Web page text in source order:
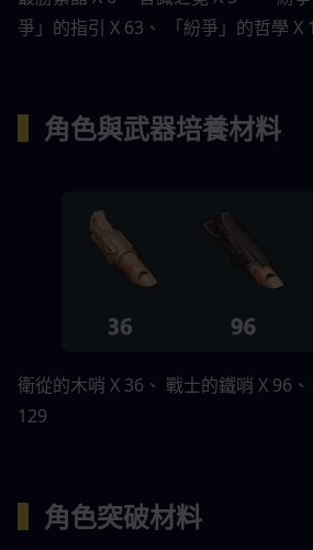
爭」的指引 X 63、 「紛爭」的哲學 X
角色與武器培養材料
衛從的木哨 X 36、 戰士的鐵哨 X 96
129
角色突破材料